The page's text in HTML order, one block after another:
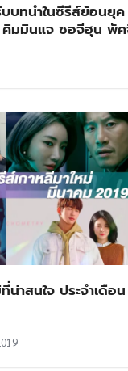
บทนำในซีรีส์ย้อนยุค
คิมมินแจ ซอจีฮุน พั
น่าสนใจ ประจำเดือน